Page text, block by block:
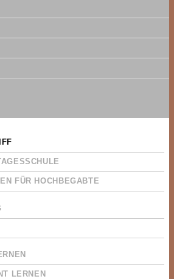
FÜR HOCHBEGABTE
LERNEN